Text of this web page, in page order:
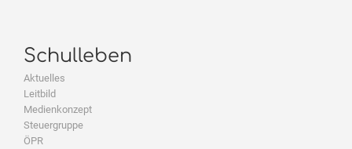
Schulleben
Aktuelles
Leitbild
Medienkonzept
Steuergruppe
ÖPR